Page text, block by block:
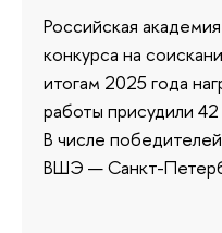
Российская
конкурса на
итогам 2025 года
работы присудили
В числе
ВШЭ — Санкт-